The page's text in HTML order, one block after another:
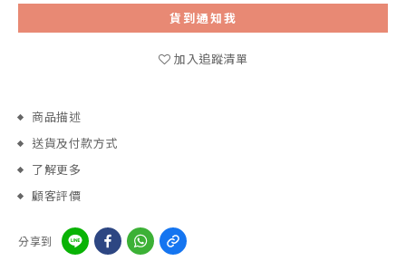
貨到通知我
加入追蹤清單
商品描述
送貨及付款方式
了解更多
顧客評價
分享到